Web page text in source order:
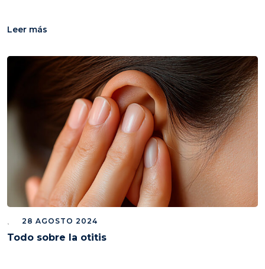
Leer más
28 AGOSTO 2024
Todo sobre la otitis